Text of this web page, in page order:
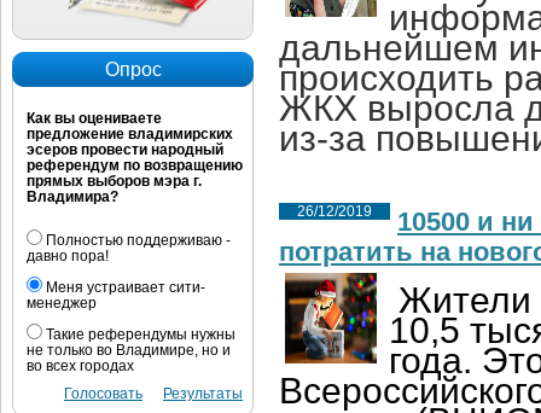
Опрос
Как вы оцениваете
предложение владимирских
эсеров провести народный
референдум по возвращению
прямых выборов мэра г.
Владимира?
Полностью поддерживаю -
давно пора!
Меня устраивает сити-
менеджер
Такие референдумы нужны
не только во Владимире, но и
во всех городах
Результаты
Голосовать
дальнейшем
происходить
ЖКХ выросла
из-за
26/12/2019
10500 и
потратить на
Жители
10,5
года.